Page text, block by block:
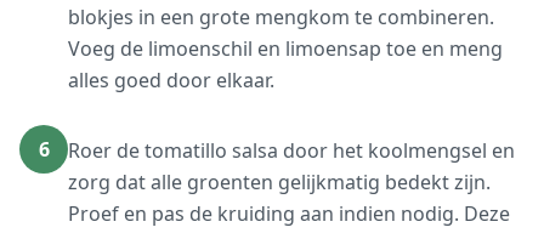
blokjes in een grote mengkom te combineren.
Voeg de limoenschil en limoensap toe en meng
alles goed door elkaar.
6
Roer de tomatillo salsa door het koolmengsel en
zorg dat alle groenten gelijkmatig bedekt zijn.
Proef en pas de kruiding aan indien nodig. Deze